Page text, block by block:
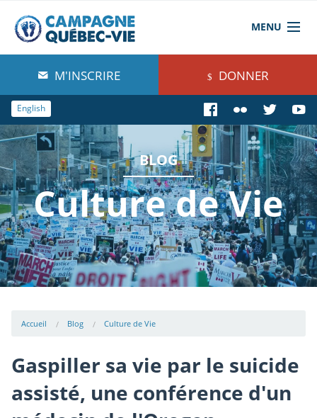
MENU
À propos de nous
Blog
Comprendre
Agir
Boutique
M'INSCRIRE DONNER
English
BLOG
Culture de Vie
Accueil Blog Culture de Vie
Gaspiller sa vie par le suicide
assisté, une conférence d'un